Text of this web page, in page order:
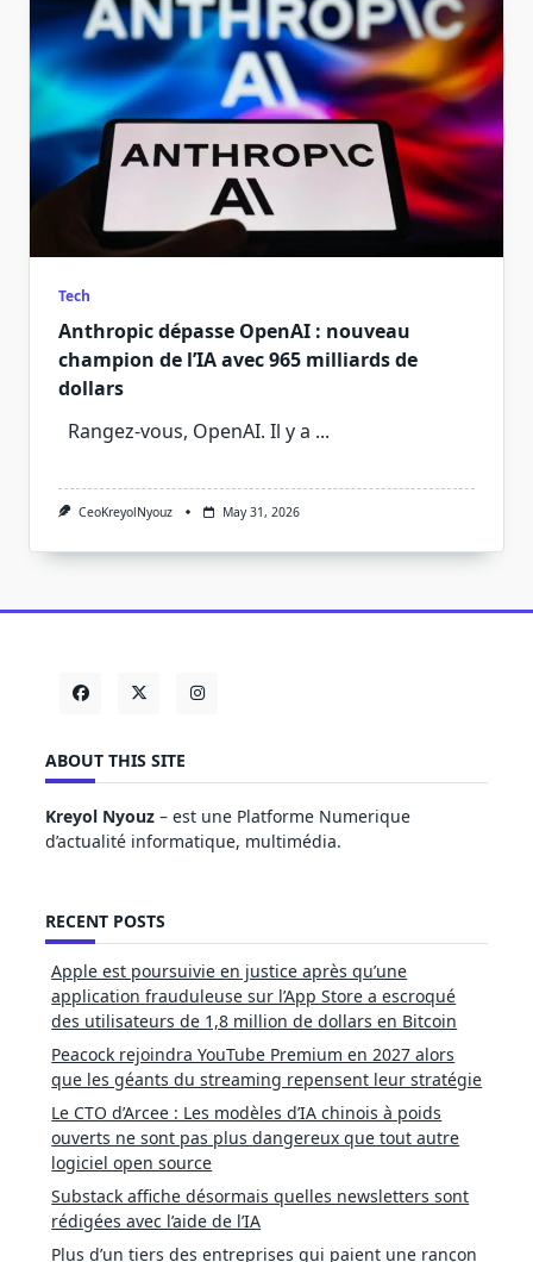
Tech
Anthropic dépasse OpenAI : nouveau
champion de l’IA avec 965 milliards de
dollars
Rangez-vous, OpenAI. Il y a ...
CeoKreyolNyouz May 31, 2026
ABOUT THIS SITE
Kreyol Nyouz – est une Platforme Numerique
d’actualité informatique, multimédia.
RECENT POSTS
Apple est poursuivie en justice après qu’une
application frauduleuse sur l’App Store a escroqué
des utilisateurs de 1,8 million de dollars en Bitcoin
Peacock rejoindra YouTube Premium en 2027 alors
que les géants du streaming repensent leur stratégie
Le CTO d’Arcee : Les modèles d’IA chinois à poids
ouverts ne sont pas plus dangereux que tout autre
logiciel open source
Substack affiche désormais quelles newsletters sont
rédigées avec l’aide de l’IA
Plus d’un tiers des entreprises qui paient une rançon